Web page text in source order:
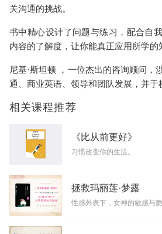
关沟通的挑战。
书中精心设计了问题与练习，配合自
内容的了解度，让你能真正应用所学的
尼基·斯坦顿 ，一位杰出的咨询顾问，
通、商业英语、领导和团队发展，并于
相关课程推荐
《比从前更好》
习惯改变你的生活。
拯救玛丽莲·梦露
性感外表下，女神的敏感与